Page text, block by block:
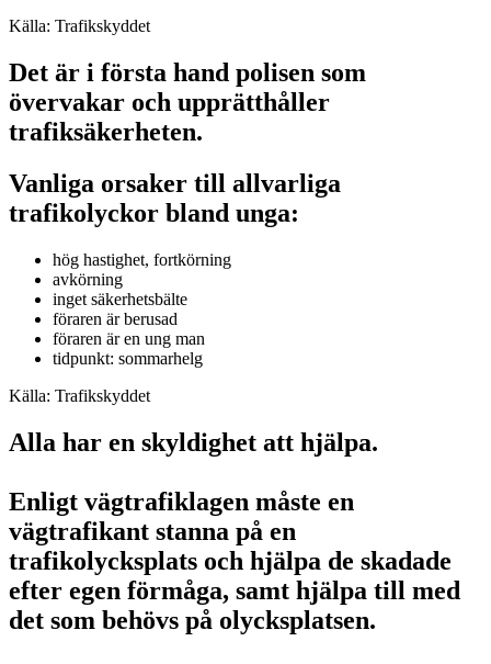
Källa: Trafikskyddet
Det är i första hand polisen som
övervakar och upprätthåller
trafiksäkerheten.
Vanliga orsaker till allvarliga
trafikolyckor bland unga:
hög hastighet, fortkörning
avkörning
inget säkerhetsbälte
föraren är berusad
föraren är en ung man
tidpunkt: sommarhelg
Källa: Trafikskyddet
Alla har en skyldighet att hjälpa.
Enligt vägtrafiklagen måste en
vägtrafikant stanna på en
trafikolycksplats och hjälpa de skadade
efter egen förmåga, samt hjälpa till med
det som behövs på olycksplatsen.